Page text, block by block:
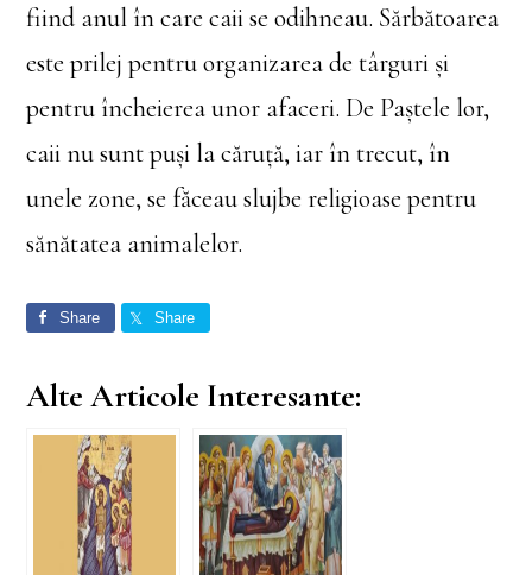
fiind anul în care caii se odihneau. Sărbătoarea
este prilej pentru organizarea de târguri şi
pentru încheierea unor afaceri. De Paştele lor,
caii nu sunt puşi la căruţă, iar în trecut, în
unele zone, se făceau slujbe religioase pentru
sănătatea animalelor.
Share Share
Alte Articole Interesante: